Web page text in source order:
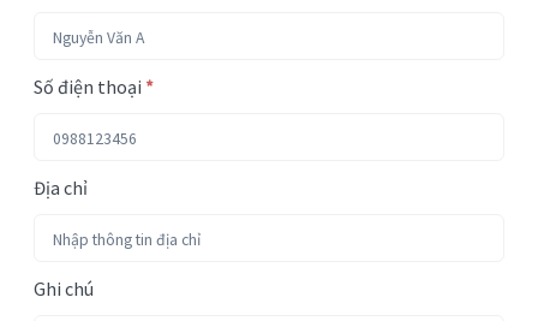
Số điện thoại *
Địa chỉ
Ghi chú